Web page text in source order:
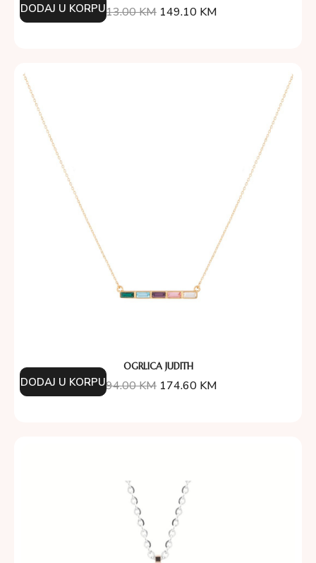
213.00KM 149.10 KM
DODAJ U KORPU
OGRLICA JUDITH
194.00KM 174.60 KM
DODAJ U KORPU